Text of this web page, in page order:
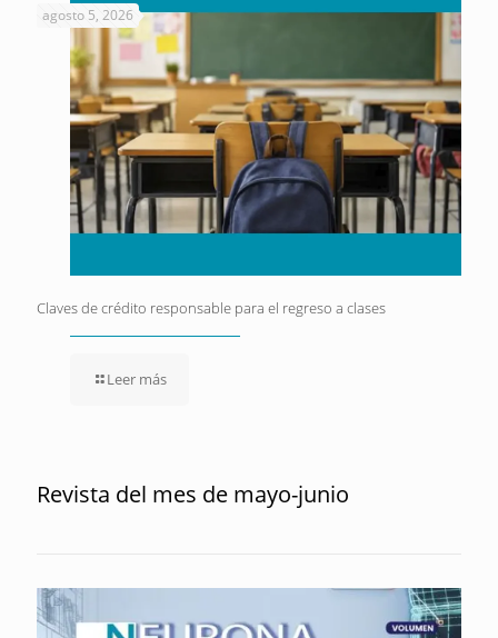
agosto 5, 2026
Claves de crédito responsable para el regreso a clases
Leer más
Revista del mes de mayo-junio